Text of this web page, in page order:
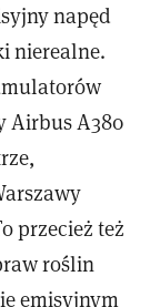
napęd
nierealne.
Airbus A380
przecież też
roślin
emisyjnym